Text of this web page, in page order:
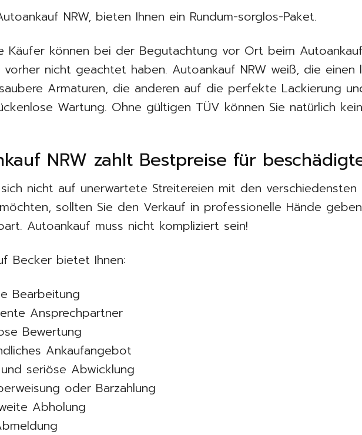
NRW, bieten Ihnen ein Rundum-sorglos-Paket.
Käufer können bei der Begutachtung vor Ort beim
vorher nicht geachtet haben. Autoankauf NRW weiß, die einen
Armaturen, die anderen auf die perfekte Lackierung
Wartung. Ohne gültigen TÜV können Sie natürlich
NRW zahlt Bestpreise für
nicht auf unerwartete Streitereien mit den verschiedensten
sollten Sie den Verkauf in professionelle Hände
Autoankauf muss nicht kompliziert sein!
Becker bietet Ihnen:
Bearbeitung
Ansprechpartner
Bewertung
Ankaufangebot
seriöse Abwicklung
oder Barzahlung
Abholung